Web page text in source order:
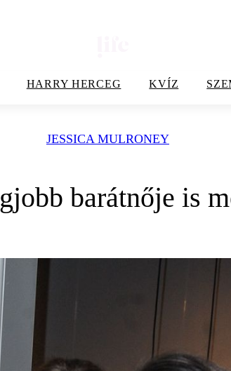
HARRY HERCEG KVÍZ
JESSICA MULRONEY
barátnője is